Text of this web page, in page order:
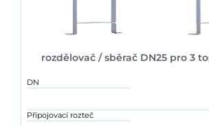
rozdělovač / sběrač DN25 pro 3
DN
Připojovací rozteč